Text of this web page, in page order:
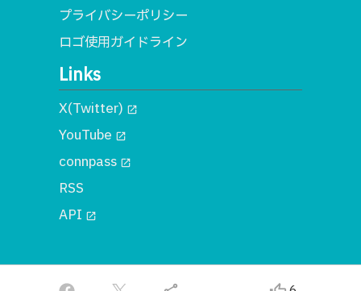
プライバシーポリシー
ロゴ使用ガイドライン
Links
X(Twitter) open_in_new
YouTube open_in_new
connpass open_in_new
RSS
API open_in_new
© 2018 一般社団法人MA